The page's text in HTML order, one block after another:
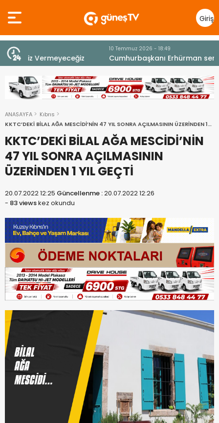
Giriş
Yap
Cumhurbaşkanı Erhürman sergi açılışında
fenalaşarak hastaneye kaldırıldı
ANASAYFA
Kıbrıs
KKTC’DEKİ BİLAL AĞA MESCİDİ’NİN 47 YIL SONRA AÇILMASININ ÜZERİNDEN 1
KKTC’DEKİ BİLAL AĞA MESCİDİ’NİN
47 YIL SONRA AÇILMASININ
ÜZERİNDEN 1 YIL GEÇTİ
20.07.2022 12:25 Güncellenme :20.07.2022 12:26
- 83 viewskez okundu